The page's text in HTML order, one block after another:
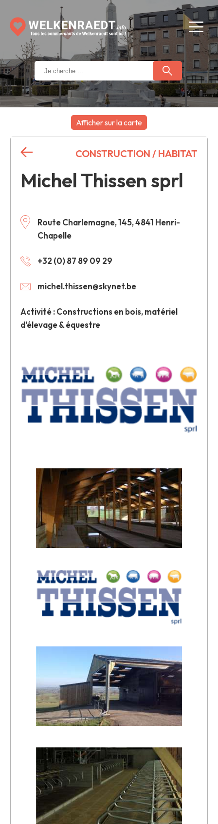
Afficher sur la carte
Michel Thissen sprl
Route Charlemagne, 145, 4841 Henri-
Chapelle
+32 (0) 87 89 09 29
michel.thissen@skynet.be
Activité : Constructions en bois, matériel
d'élevage & équestre
CONSTRUCTION / HABITAT
+
−